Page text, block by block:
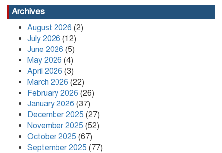
Kafi Sued Over Alleged Land
Grabbing and Extortion
কলাপাড়ায় ৪০ পিস ইয়াবা সহ এক যুবক
গ্রেপ্তার
Archives
August 2026 (2)
July 2026 (12)
June 2026 (5)
May 2026 (4)
April 2026 (3)
March 2026 (22)
February 2026 (26)
January 2026 (37)
December 2025 (27)
November 2025 (52)
October 2025 (67)
September 2025 (77)